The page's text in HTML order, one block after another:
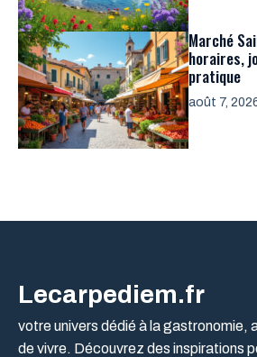
Marché
horaires,
pratique
août 7,
Lecarpediem.fr
votre univers dédié à la gastronomie,
de vivre. Découvrez des inspirations